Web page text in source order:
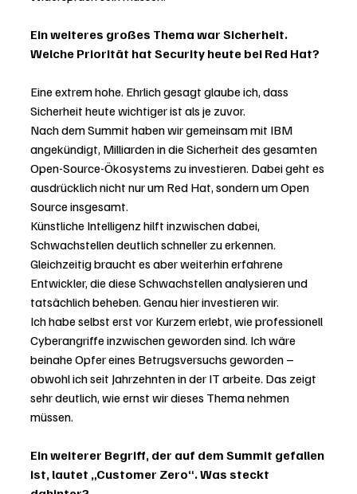
Ein weiteres großes Thema war Sicherheit.
Welche Priorität hat Security heute bei Red Hat?
Eine extrem hohe. Ehrlich gesagt glaube ich, dass
Sicherheit heute wichtiger ist als je zuvor.
Nach dem Summit haben wir gemeinsam mit IBM
angekündigt, Milliarden in die Sicherheit des gesamten
Open-Source-Ökosystems zu investieren. Dabei geht es
ausdrücklich nicht nur um Red Hat, sondern um Open
Source insgesamt.
Künstliche Intelligenz hilft inzwischen dabei,
Schwachstellen deutlich schneller zu erkennen.
Gleichzeitig braucht es aber weiterhin erfahrene
Entwickler, die diese Schwachstellen analysieren und
tatsächlich beheben. Genau hier investieren wir.
Ich habe selbst erst vor Kurzem erlebt, wie professionell
Cyberangriffe inzwischen geworden sind. Ich wäre
beinahe Opfer eines Betrugsversuchs geworden –
obwohl ich seit Jahrzehnten in der IT arbeite. Das zeigt
sehr deutlich, wie ernst wir dieses Thema nehmen
müssen.
Ein weiterer Begriff, der auf dem Summit gefallen
ist, lautet „Customer Zero“. Was steckt